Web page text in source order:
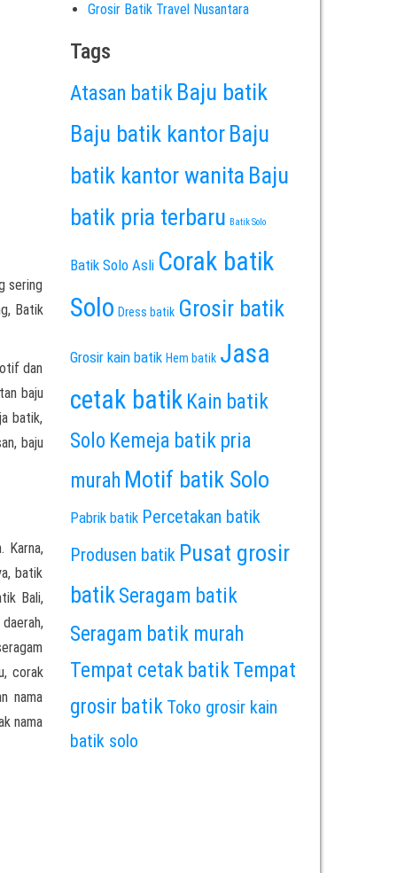
sering
Batik
dan
baju
batik,
baju
Karna,
batik
Bali,
corak
nama
nama
Grosir Batik Travel Nusantara
Tags
Atasan batik Baju batik
Baju batik kantor Baju
batik kantor wanita Baju
batik pria terbaru Batik Solo
Batik Solo Asli Corak batik
Solo Dress batik Grosir batik
Grosir kain batik Hem batik Jasa
cetak batik Kain batik
Solo Kemeja batik pria
murah Motif batik Solo
Pabrik batik Percetakan batik
Produsen batik Pusat grosir
batik Seragam batik
Seragam batik murah
Tempat cetak batik Tempat
grosir batik Toko grosir kain
batik solo